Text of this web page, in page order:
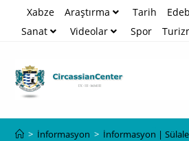
Xabze Araştırma Tarih
Sanat
Videolar Spor
> İnformasyon > İnformasyon |